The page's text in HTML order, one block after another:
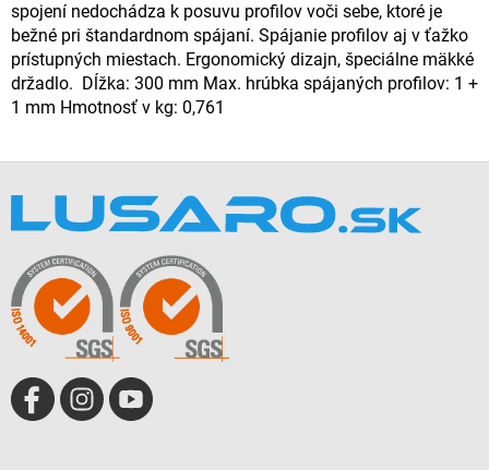
spojení nedochádza k posuvu profilov voči sebe, ktoré je
bežné pri štandardnom spájaní. Spájanie profilov aj v ťažko
prístupných miestach. Ergonomický dizajn, špeciálne mäkké
držadlo. Dĺžka: 300 mm Max. hrúbka spájaných profilov: 1 +
1 mm Hmotnosť v kg: 0,761